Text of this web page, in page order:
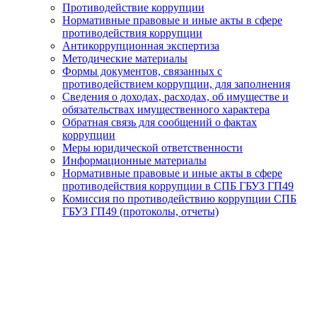
Противодействие коррупции
Нормативные правовые и иные акты в сфере
противодействия коррупции
Антикоррупционная экспертиза
Методические материалы
Формы документов, связанных с
противодействием коррупции, для заполнения
Сведения о доходах, расходах, об имуществе и
обязательствах имущественного характера
Обратная связь для сообщений о фактах
коррупции
Меры юридической ответственности
Информационные материалы
Нормативные правовые и иные акты в сфере
противодействия коррупции в СПБ ГБУЗ ГП49
Комиссия по противодействию коррупции СПБ
ГБУЗ ГП49 (протоколы, отчеты)